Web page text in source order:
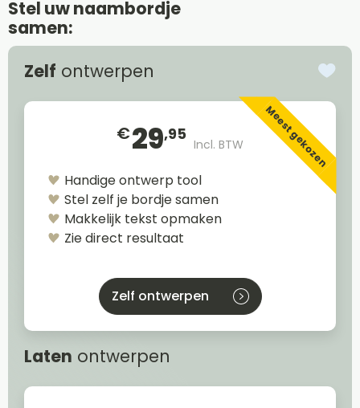
Stel uw naambordje
samen:
Zelf ontwerpen
€29,95
Incl. BTW Meest gekozen
Handige ontwerp tool
Stel zelf je bordje samen
Makkelijk tekst opmaken
Zie direct resultaat
Zelf ontwerpen
Laten ontwerpen